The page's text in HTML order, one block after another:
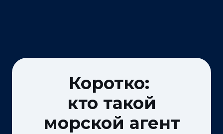
Коротко:
кто такой
морской агент